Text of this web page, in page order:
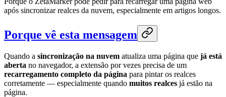
após sincronizar realces da nuvem, especialmente em artigos longos.
Porque vê esta mensagem
Quando a sincronização na nuvem atualiza uma página que já está
aberta no navegador, a extensão por vezes precisa de um
recarregamento completo da página para pintar os realces
corretamente — especialmente quando muitos realces já estão na
página.